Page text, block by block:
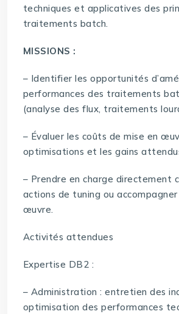
techniques et applicatives des
traitements batch.
MISSIONS :
– Identifier les opportunités
performances des traitements
(analyse des flux, traitements
– Évaluer les coûts de mise en
optimisations et les gains
– Prendre en charge directement
actions de tuning ou
œuvre.
Activités attendues
Expertise DB2 :
– Administration : entretien des
optimisation des performances